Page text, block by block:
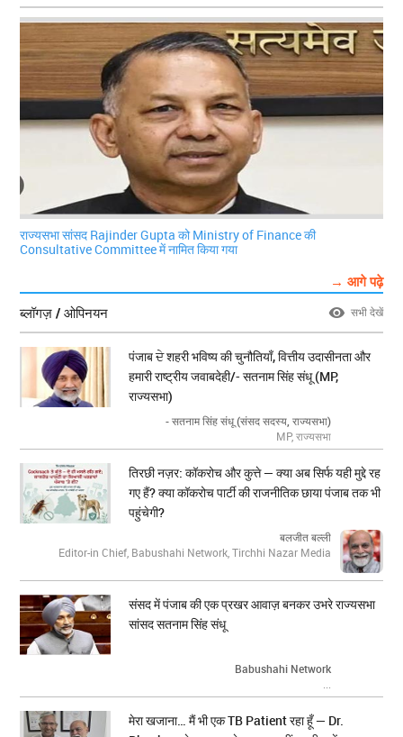
राज्यसभा सांसद Rajinder Gupta को Ministry of Finance की
Consultative Committee में नामित किया गया
→ आगे पढ़े
ब्लॉगज़ / ओपिनयन
सभी देखें
पंजाब ਦੇ शहरी भविष्य की चुनौतियाँ, वित्तीय उदासीनता और
हमारी राष्ट्रीय जवाबदेही/- सतनाम सिंह संधू (MP,
राज्यसभा)
- सतनाम सिंह संधू (संसद सदस्य, राज्यसभा)
MP, राज्यसभा
तिरछी नज़र: कॉकरोच और कुत्ते — क्या अब सिर्फ यही मुद्दे रह
गए हैं? क्या कॉकरोच पार्टी की राजनीतिक छाया पंजाब तक भी
पहुंचेगी?
बलजीत बल्ली
Editor-in Chief, Babushahi Network, Tirchhi Nazar Media
संसद में पंजाब की एक प्रखर आवाज़ बनकर उभरे राज्यसभा
सांसद सतनाम सिंह संधू
Babushahi Network
...
मेरा खजाना… मैं भी एक TB Patient रहा हूँ — Dr.